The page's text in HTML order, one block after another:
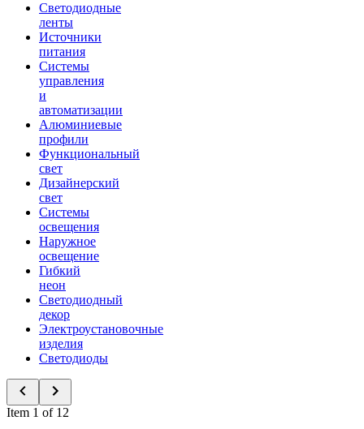
Светодиодные
ленты
Источники
питания
Системы
управления
и
автоматизации
Алюминиевые
профили
Функциональный
свет
Дизайнерский
свет
Системы
освещения
Наружное
освещение
Гибкий
неон
Светодиодный
декор
Электроустановочные
изделия
Светодиоды
Item 1 of 12